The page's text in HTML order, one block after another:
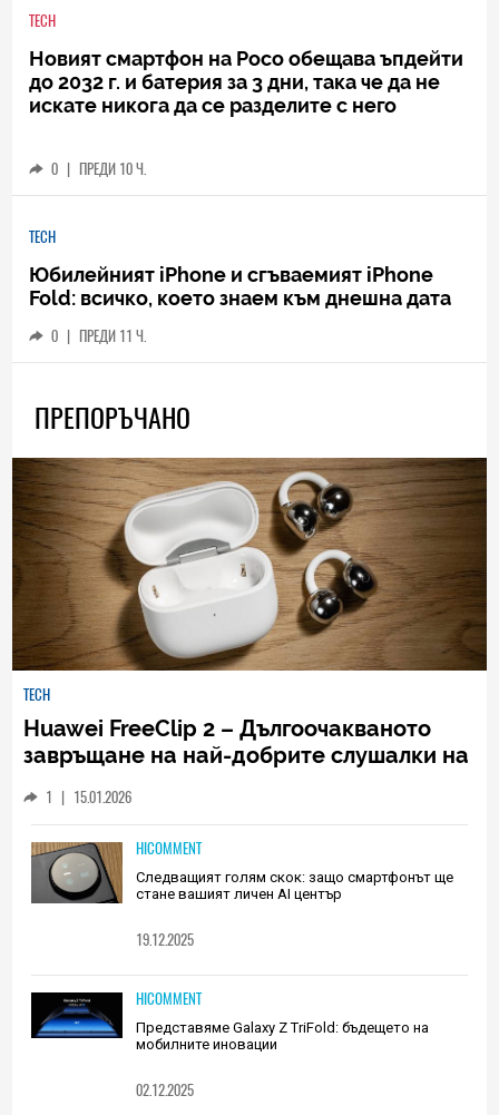
TECH
Новият смартфон на Poco обещава ъпдейти
до 2032 г. и батерия за 3 дни, така че да не
искате никога да се разделите с него
0 | ПРЕДИ 10 Ч.
TECH
Юбилейният iPhone и сгъваемият iPhone
Fold: всичко, което знаем към днешна дата
0 | ПРЕДИ 11 Ч.
ПРЕПОРЪЧАНО
TECH
Huawei FreeClip 2 – Дългоочакваното
завръщане на най-добрите слушалки на
1 | 15.01.2026
HICOMMENT
Следващият голям скок: защо смартфонът ще
стане вашият личен AI център
19.12.2025
HICOMMENT
Представяме Galaxy Z TriFold: бъдещето на
мобилните иновации
02.12.2025